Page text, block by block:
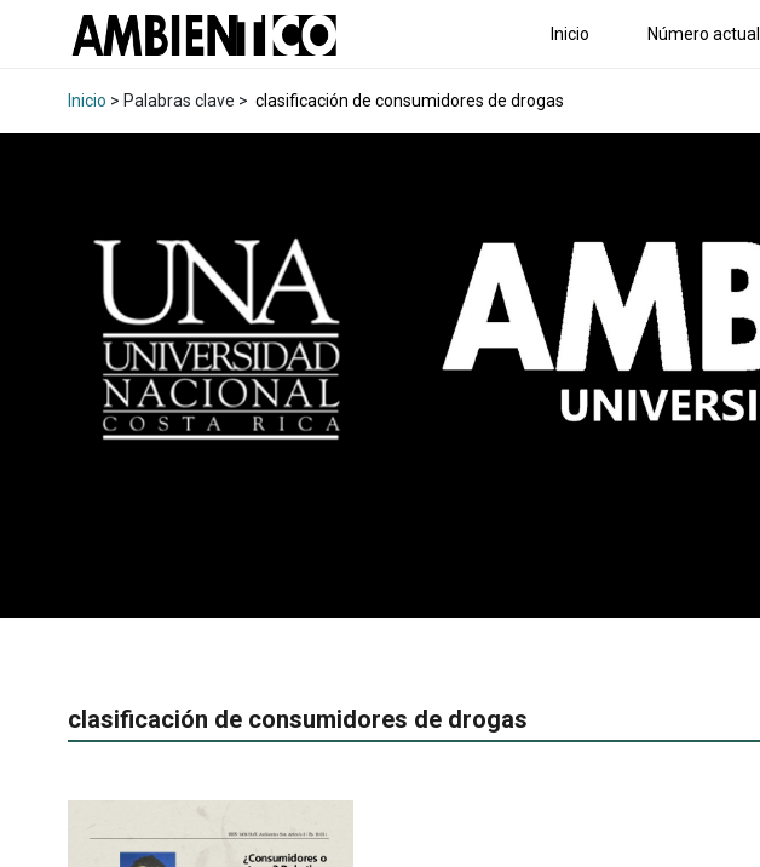
Inicio Número actual
Inicio > Palabras clave > clasificación de consumidores de drogas
clasificación de consumidores de drogas